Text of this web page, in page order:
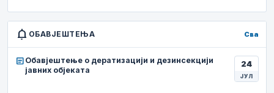
notifications ОБАВЈЕШТЕЊА Сва
article Обавјештење о дератизацији и дезинсекцији
јавних објеката
24
ЈУЛ